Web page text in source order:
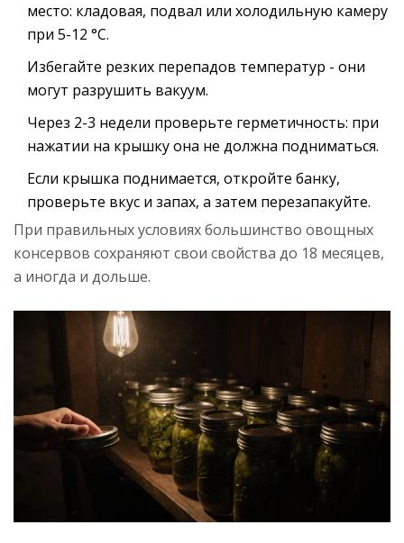
место: кладовая, подвал или холодильную камеру
при 5-12 °C.
Избегайте резких перепадов температур - они
могут разрушить вакуум.
Через 2-3 недели проверьте герметичность: при
нажатии на крышку она не должна подниматься.
Если крышка поднимается, откройте банку,
проверьте вкус и запах, а затем перезапакуйте.
При правильных условиях большинство овощных
консервов сохраняют свои свойства до 18 месяцев,
а иногда и дольше.